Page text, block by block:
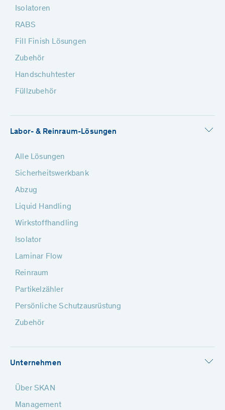
Isolatoren
RABS
Fill Finish Lösungen
Zubehör
Handschuhtester
Füllzubehör
Labor- & Reinraum-Lösungen
Alle Lösungen
Sicherheitswerkbank
Abzug
Liquid Handling
Wirkstoffhandling
Isolator
Laminar Flow
Reinraum
Partikelzähler
Persönliche Schutzausrüstung
Zubehör
Unternehmen
Über SKAN
Management